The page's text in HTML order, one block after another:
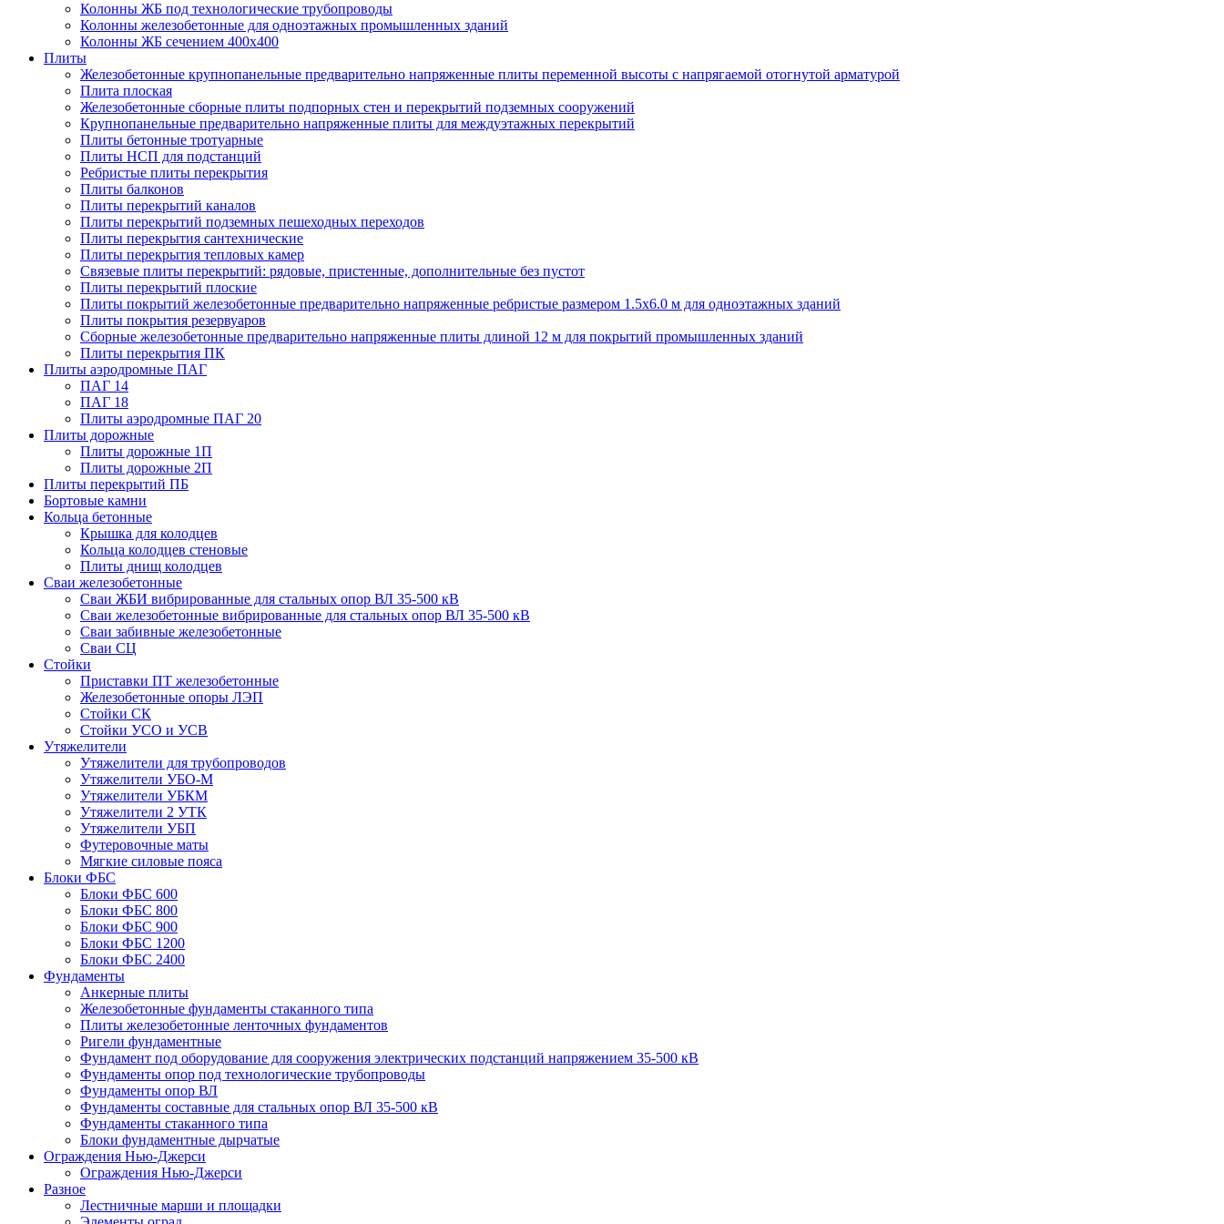
Колонны ЖБ под технологические трубопроводы
Колонны железобетонные для одноэтажных промышленных зданий
Колонны ЖБ сечением 400х400
Плиты
Железобетонные крупнопанельные предварительно напряженные плиты переменной высоты с напрягаемой отогнутой арматурой
Плита плоская
Железобетонные сборные плиты подпорных стен и перекрытий подземных сооружений
Крупнопанельные предварительно напряженные плиты для междуэтажных перекрытий
Плиты бетонные тротуарные
Плиты НСП для подстанций
Ребристые плиты перекрытия
Плиты балконов
Плиты перекрытий каналов
Плиты перекрытий подземных пешеходных переходов
Плиты перекрытия сантехнические
Плиты перекрытия тепловых камер
Связевые плиты перекрытий: рядовые, пристенные, дополнительные без пустот
Плиты перекрытий плоские
Плиты покрытий железобетонные предварительно напряженные ребристые размером 1.5х6.0 м для одноэтажных зданий
Плиты покрытия резервуаров
Сборные железобетонные предварительно напряженные плиты длиной 12 м для покрытий промышленных зданий
Плиты перекрытия ПК
Плиты аэродромные ПАГ
ПАГ 14
ПАГ 18
Плиты аэродромные ПАГ 20
Плиты дорожные
Плиты дорожные 1П
Плиты дорожные 2П
Плиты перекрытий ПБ
Бортовые камни
Кольца бетонные
Крышка для колодцев
Кольца колодцев стеновые
Плиты днищ колодцев
Сваи железобетонные
Сваи ЖБИ вибрированные для стальных опор ВЛ 35-500 кВ
Сваи железобетонные вибрированные для стальных опор ВЛ 35-500 кВ
Сваи забивные железобетонные
Сваи СЦ
Стойки
Приставки ПТ железобетонные
Железобетонные опоры ЛЭП
Стойки СК
Стойки УСО и УСВ
Утяжелители
Утяжелители для трубопроводов
Утяжелители УБО-М
Утяжелители УБКМ
Утяжелители 2 УТК
Утяжелители УБП
Футеровочные маты
Мягкие силовые пояса
Блоки ФБС
Блоки ФБС 600
Блоки ФБС 800
Блоки ФБС 900
Блоки ФБС 1200
Блоки ФБС 2400
Фундаменты
Анкерные плиты
Железобетонные фундаменты стаканного типа
Плиты железобетонные ленточных фундаментов
Ригели фундаментные
Фундамент под оборудование для сооружения электрических подстанций напряжением 35-500 кВ
Фундаменты опор под технологические трубопроводы
Фундаменты опор ВЛ
Фундаменты составные для стальных опор ВЛ 35-500 кВ
Фундаменты стаканного типа
Блоки фундаментные дырчатые
Ограждения Нью-Джерси
Ограждения Нью-Джерси
Разное
Лестничные марши и площадки